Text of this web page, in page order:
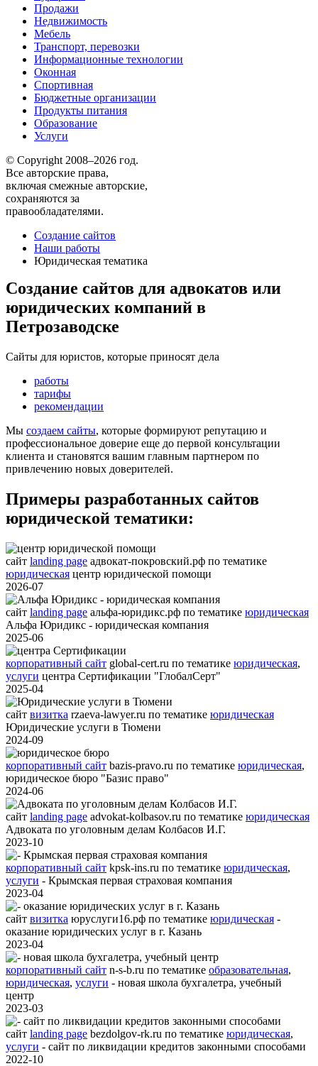
Продажи
Недвижимость
Мебель
Транспорт, перевозки
Информационные технологии
Оконная
Спортивная
Бюджетные организации
Продукты питания
Образование
Услуги
© Copyright 2008–2026 год.
Все авторские права,
включая смежные авторские,
сохраняются за
правообладателями.
Создание сайтов
Наши работы
Юридическая тематика
Создание сайтов для адвокатов или
юридических компаний в
Петрозаводске
Сайты для юристов, которые приносят дела
работы
тарифы
рекомендации
Мы создаем сайты, которые формируют репутацию и
профессиональное доверие еще до первой консультации
клиента и становятся вашим главным партнером по
привлечению новых доверителей.
Примеры разработанных сайтов
юридической тематики:
сайт landing page адвокат-покровский.рф по тематике
юридическая центр юридической помощи
2026-07
сайт landing page альфа-юридикс.рф по тематике юридическая
Альфа Юридикс - юридическая компания
2025-06
корпоративный сайт global-cert.ru по тематике юридическая,
услуги центра Сертификации "ГлобалСерт"
2025-04
сайт визитка rzaeva-lawyer.ru по тематике юридическая
Юридические услуги в Тюмени
2024-09
корпоративный сайт bazis-pravo.ru по тематике юридическая,
юридическое бюро "Базис право"
2024-06
сайт landing page advokat-kolbasov.ru по тематике юридическая
Адвоката по уголовным делам Колбасов И.Г.
2023-10
корпоративный сайт kpsk-ins.ru по тематике юридическая,
услуги - Крымская первая страховая компания
2023-04
сайт визитка юруслуги16.рф по тематике юридическая -
оказание юридических услуг в г. Казань
2023-04
корпоративный сайт n-s-b.ru по тематике образовательная,
юридическая, услуги - новая школа бухгалетра, учебный
центр
2023-03
сайт landing page bezdolgov-rk.ru по тематике юридическая,
услуги - сайт по ликвидации кредитов законными способами
2022-10